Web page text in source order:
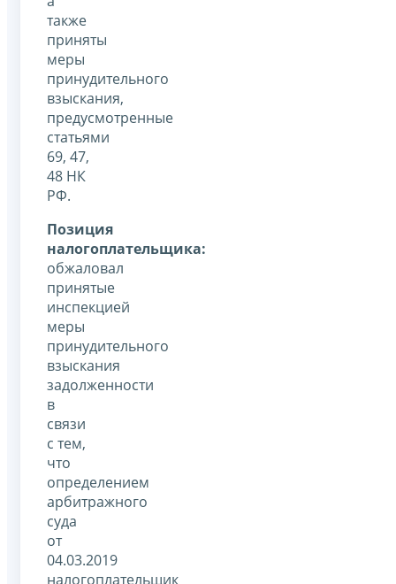
также
приняты
меры
принудительного
взыскания,
предусмотренные
статьями
69, 47,
48 НК
РФ.
Позиция
налогоплательщика:
обжаловал
принятые
инспекцией
меры
принудительного
взыскания
задолженности
в
связи
с тем,
что
определением
арбитражного
суда
от
04.03.2019
налогоплательщик